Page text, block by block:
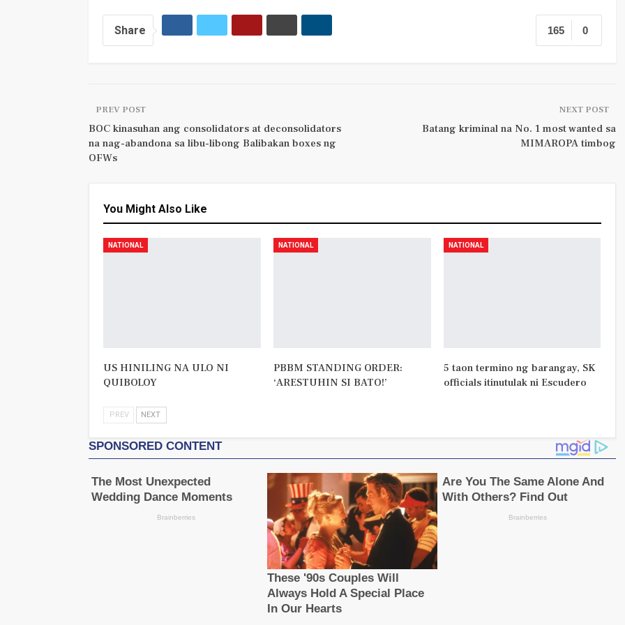
0
165
Share
PREV POST
BOC kinasuhan ang consolidators at deconsolidators
na nag-abandona sa libu-libong Balibakan boxes ng
OFWs
NEXT POST
Batang kriminal na No. 1 most wanted sa
MIMAROPA timbog
You Might Also Like
NATIONAL
US HINILING NA ULO NI
QUIBOLOY
NATIONAL
PBBM STANDING ORDER:
‘ARESTUHIN SI BATO!’
NATIONAL
5 taon termino ng barangay, SK
officials itinutulak ni Escudero
PREV NEXT